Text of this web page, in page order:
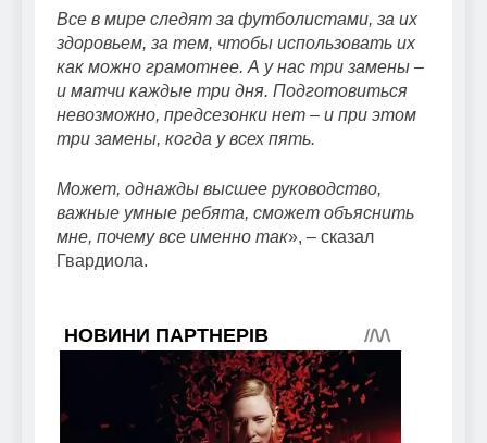
Все в мире следят за футболистами, за их
здоровьем, за тем, чтобы использовать их
как можно грамотнее. А у нас три замены –
и матчи каждые три дня. Подготовиться
невозможно, предсезонки нет – и при этом
три замены, когда у всех пять.
Может, однажды высшее руководство,
важные умные ребята, сможет объяснить
мне, почему все именно так», – сказал
Гвардиола.